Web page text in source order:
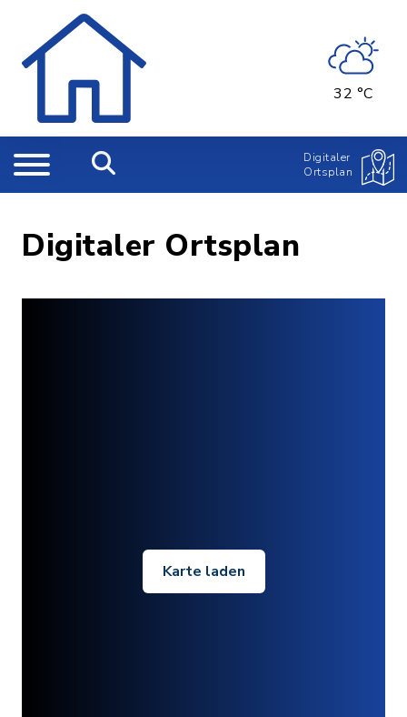
32 °C
Digitaler
Ortsplan
Digitaler Ortsplan
Karte laden